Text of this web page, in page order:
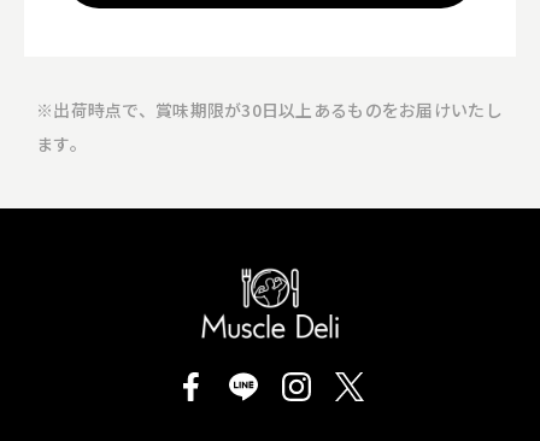
※出荷時点で、賞味期限が30日以上あるものをお届けいたし
ます。